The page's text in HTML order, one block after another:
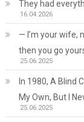
They had
16.04.2026
— I’m your wife,
then you go
25.06.2025
In 1980, A Blind
My Own, But I
25.06.2025